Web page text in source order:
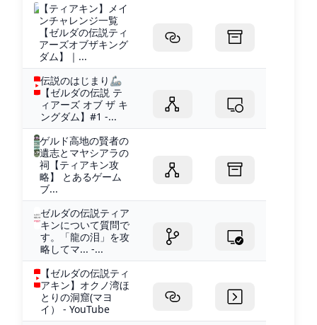
【ティアキン】メイ
ンチャレンジ一覧
【ゼルダの伝説ティ
アーズオブザキング
ダム】｜...
伝説のはじまり🦾
【ゼルダの伝説 テ
ィアーズ オブ ザ キ
ングダム】#1 -...
ゲルド高地の賢者の
遺志とマヤシアラの
祠【ティアキン攻
略】 とあるゲーム
ブ...
ゼルダの伝説ティア
キンについて質問で
す。「龍の泪」を攻
略してマ... -...
【ゼルダの伝説ティ
アキン】オクノ湾ほ
とりの洞窟(マヨ
イ） - YouTube